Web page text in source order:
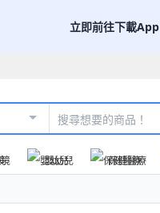
立即前往下載App
嬰幼兒 保健醫療